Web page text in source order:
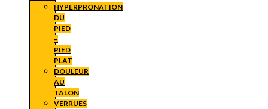
HYPERPRONATION
DU
PIED
–
PIED
PLAT
DOULEUR
AU
TALON
VERRUES